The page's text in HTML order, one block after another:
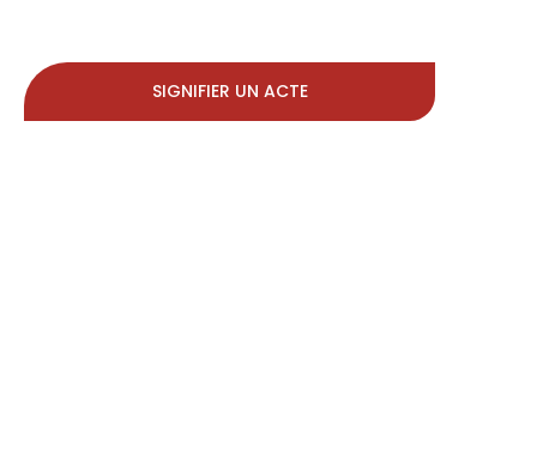
SIGNIFIER UN ACTE